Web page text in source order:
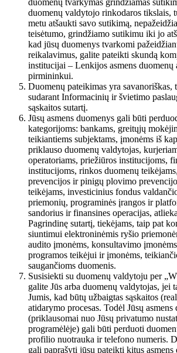
duomenų tvarkymas grindžiamas
duomenų valdytojo rinkodaros tikslais,
metu atšaukti savo sutikimą,
teisėtumo, grindžiamo sutikimu iki jo
kad jūsų duomenys tvarkomi
reikalavimus, galite pateikti skundą
institucijai – Lenkijos asmens duomenų
pirmininkui.
Duomenų pateikimas yra savanoriškas,
sudarant Informacinių ir švietimo
sąskaitos sutartį.
Jūsų asmens duomenys gali būti
kategorijoms: bankams, greitųjų
teikiantiems subjektams, įmonėms iš
priklauso duomenų valdytojas,
operatoriams, priežiūros institucijoms,
institucijoms, rinkos duomenų
prevencijos ir pinigų plovimo
teikėjams, investicinius fondus
priemonių, programinės įrangos ir
sandorius ir finansines operacijas,
Pagrindinę sutartį, tiekėjams, taip pat
siuntimui elektroninėmis ryšio
audito įmonėms, konsultavimo
programos teikėjui ir įmonėms,
saugančioms duomenis.
Susisiekti su duomenų valdytoju per
galite Jūs arba duomenų valdytojas, jei
Jumis, kad būtų užbaigtas sąskaitos
atidarymo procesas. Todėl Jūsų asmens
(priklausomai nuo Jūsų privatumo
programėlėje) gali būti perduoti
profilio nuotrauka ir telefono numeris.
gali paprašyti jūsų pateikti kitus